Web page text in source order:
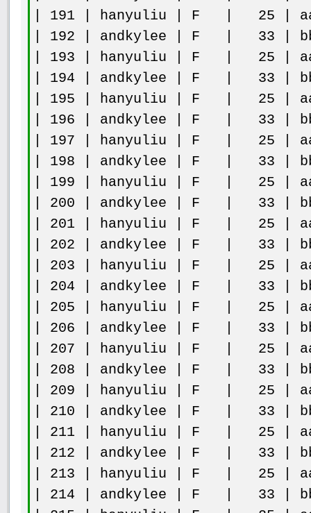
| 191 | hanyuliu | F | 25 |
| 192 | andkylee | F | 33 |
| 193 | hanyuliu | F | 25 |
| 194 | andkylee | F | 33 |
| 195 | hanyuliu | F | 25 |
| 196 | andkylee | F | 33 |
| 197 | hanyuliu | F | 25 |
| 198 | andkylee | F | 33 |
| 199 | hanyuliu | F | 25 |
| 200 | andkylee | F | 33 |
| 201 | hanyuliu | F | 25 |
| 202 | andkylee | F | 33 |
| 203 | hanyuliu | F | 25 |
| 204 | andkylee | F | 33 |
| 205 | hanyuliu | F | 25 |
| 206 | andkylee | F | 33 |
| 207 | hanyuliu | F | 25 |
| 208 | andkylee | F | 33 |
| 209 | hanyuliu | F | 25 |
| 210 | andkylee | F | 33 |
| 211 | hanyuliu | F | 25 |
| 212 | andkylee | F | 33 |
| 213 | hanyuliu | F | 25 |
| 214 | andkylee | F | 33 |